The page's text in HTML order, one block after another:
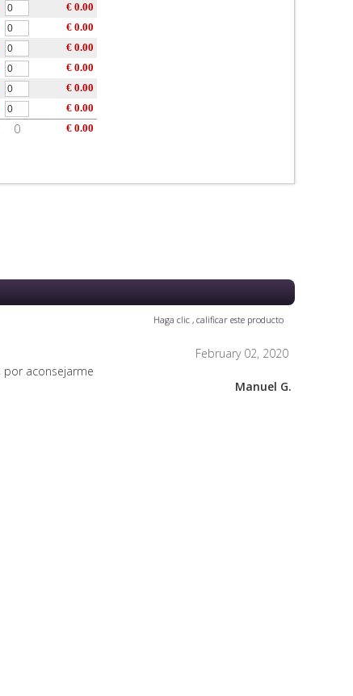
€ 0.00
€ 0.00
€ 0.00
€ 0.00
€ 0.00
€ 0.00
0 € 0.00
Haga clic , calificar este producto
February 02, 2020
por aconsejarme
Manuel G.